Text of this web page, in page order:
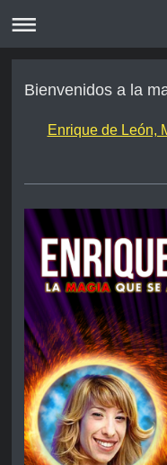
Bienvenidos a la
Enrique de León,